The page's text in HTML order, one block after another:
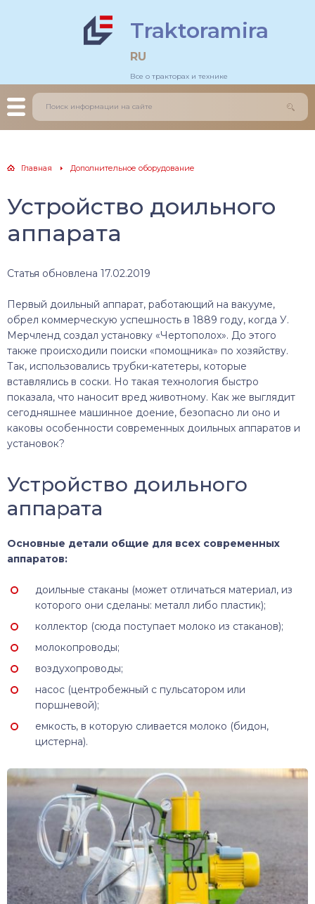
Traktoramira
RU
Все о тракторах и технике
Главная Дополнительное оборудование
Устройство доильного
аппарата
Статья обновлена 17.02.2019
Первый доильный аппарат, работающий на вакууме,
обрел коммерческую успешность в 1889 году, когда У.
Мерчленд создал установку «Чертополох». До этого
также происходили поиски «помощника» по хозяйству.
Так, использовались трубки-катетеры, которые
вставлялись в соски. Но такая технология быстро
показала, что наносит вред животному. Как же выглядит
сегодняшнее машинное доение, безопасно ли оно и
каковы особенности современных доильных аппаратов и
установок?
Устройство доильного
аппарата
Основные детали общие для всех современных
аппаратов:
доильные стаканы (может отличаться материал, из
которого они сделаны: металл либо пластик);
коллектор (сюда поступает молоко из стаканов);
молокопроводы;
воздухопроводы;
насос (центробежный с пульсатором или
поршневой);
емкость, в которую сливается молоко (бидон,
цистерна).
трактора
трактора